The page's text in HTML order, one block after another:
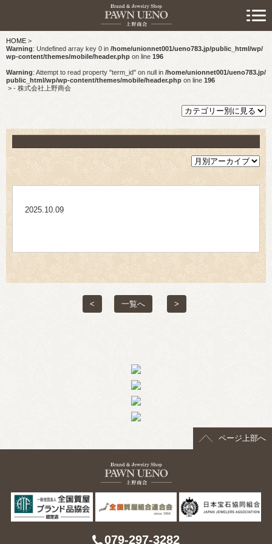
HOME >
Warning: Undefined array key 0 in /home/unionnet001/ueno783.jp/public_html/wp/
wp-content/themes/mobile/header.php on line 196
Warning: Attempt to read property "term_id" on null in /home/unionnet001/ueno783.jp/
public_html/wp/wp-content/themes/mobile/header.phpon line196
> - 株式会社上野商会
2025.10.09
< 一覧へ >
ページ上部へ
079-297-3282
> 初めての方へ
> 預けたい方
> 売りたい方
> 買いたい方
> 取り扱い品目
> 商品情報
> 会社概要
> アクセス
> よくあるご質問
> ホーム
> 古物営業法に基づく表示
> プライバシーポリシー
> お問い合わせ